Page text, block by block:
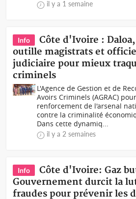
il y a 1 semaine
Info
Côte d'Ivoire :
outille magistrats et
judiciaire pour mieux
criminels
L'Agence de Gestion et de
Avoirs Criminels (AGRAC)
renforcement de l'arsenal
contre la criminalité
Dans cette dynamiq...
il y a 2 semaines
Info
Côte d'Ivoire: Gaz
Gouvernement durcit la
fraudes pour prévenir les